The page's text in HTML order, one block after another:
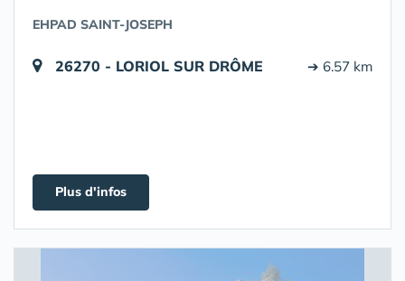
EHPAD SAINT-JOSEPH
26270 - LORIOL SUR DRÔME ➔ 6.57 km
Plus d'infos